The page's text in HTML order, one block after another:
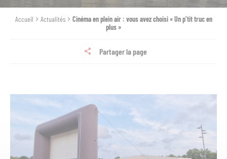
Accueil Actualités
Cinéma en plein air : vous avez choisi « Un p’tit truc en
plus »
Partager la page